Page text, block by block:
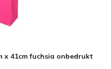
x 41cm fuchsia onbedrukt